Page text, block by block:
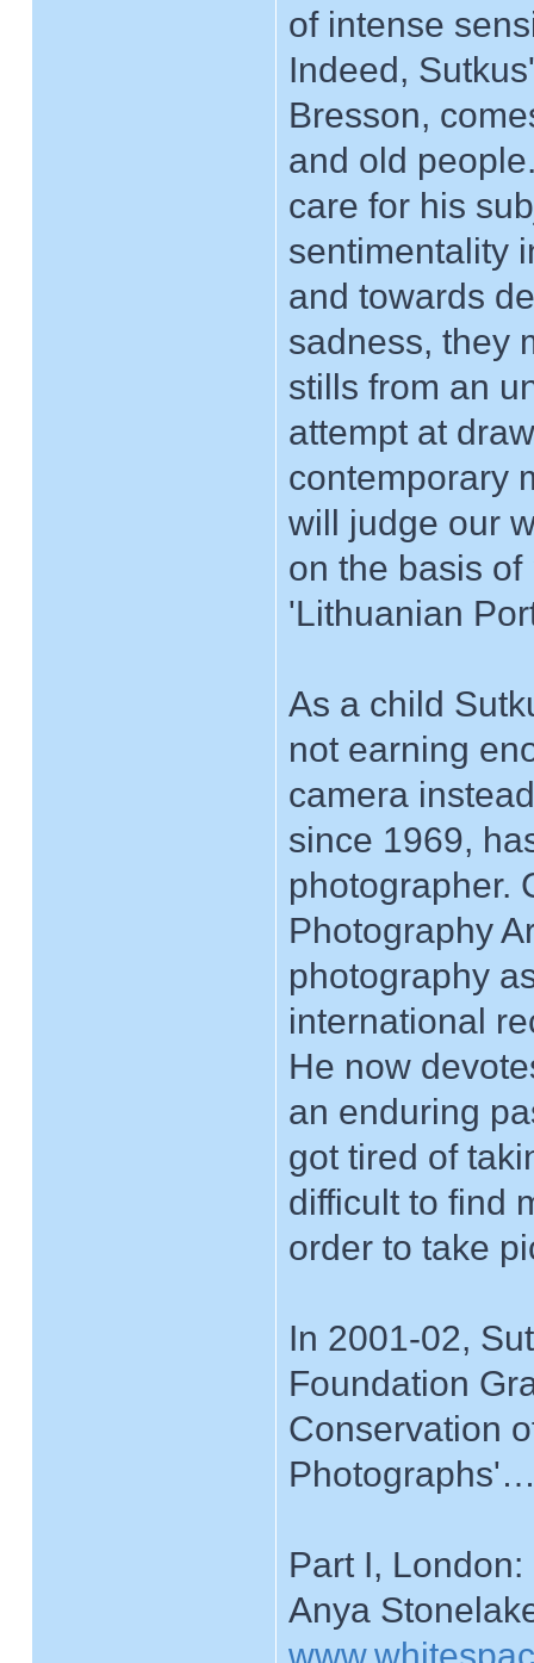
of intense
Indeed,
Bresson,
and old
care for his
sentimentality
and towards
sadness, they
stills from an
attempt at
contemporary
will judge our
on the basis
'Lithuanian
As a child
not earning
camera
since 1969,
photographer.
Photography
photography
international
He now
an enduring
got tired of
difficult to find
order to take
In 2001-02,
Foundation
Conservation
Part I,
Anya